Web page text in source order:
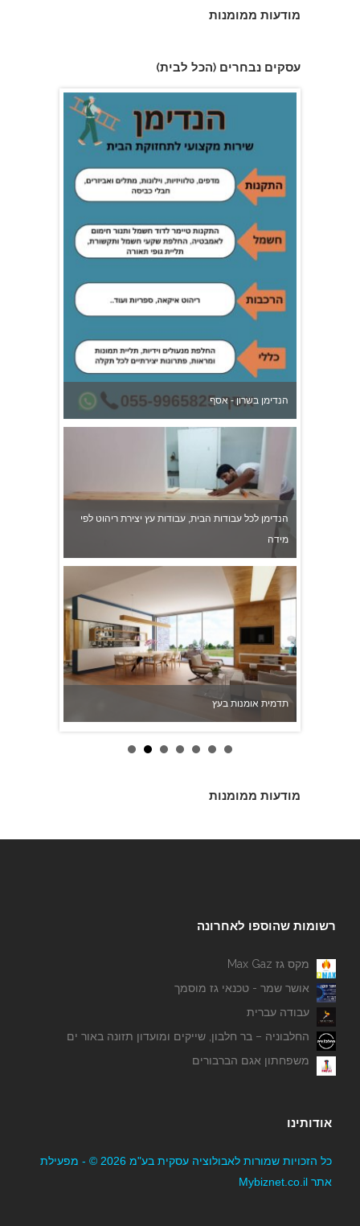
מודעות ממומנות
עסקים נבחרים (הכל לבית)
רהיטי אלברט
הנדימן בשרון - אסף
הנדימן לכל עבודות הבית, עבודות עץ יצירת ריהוט לפי
מידה
תדמית אומנות בעץ
ארזים - גיזום והעתקת עצים
מודעות ממומנות
רשומות שהוספו לאחרונה
מקס גז Max Gaz
אושר שמר - טכנאי גז מוסמך
עבודה עברית
החלבוניה – בר חלבון, שייקים ומועדון תזונה באור ים
משפחתון אגם הברבורים
אודותינו
כל הזכויות שמורות לאבולוציה עסקית בע"מ 2026 © - מפעילת
אתר Mybiznet.co.il